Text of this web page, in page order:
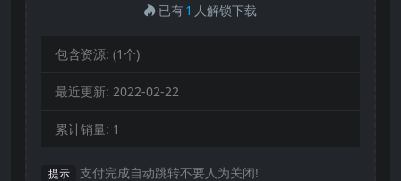
已有1 人解锁下载
包含资源: (1个)
最近更新: 2022-02-22
累计销量: 1
提示 支付完成自动跳转不要人为关闭!